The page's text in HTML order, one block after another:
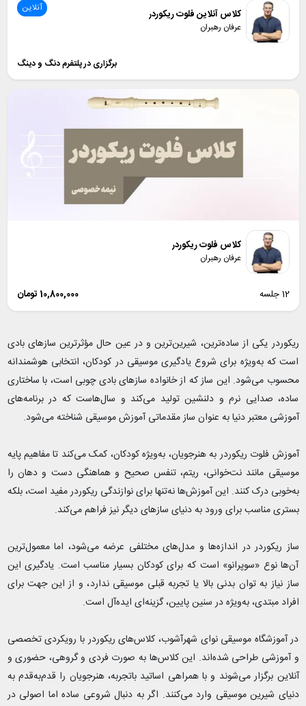
کلاس آنلاین فلوت ریکوردر
عرفان رهبران
آنلاین
برگزاری در پلتفرم دنگ و دینگ
کلاس فلوت ریکوردر
عرفان رهبران
12 جلسه 10,800,000 تومان
ریکوردر یکی از ساده‌ترین، شیرین‌ترین و در عین حال مؤثرترین سازهای بادی
است که به‌ویژه برای شروع یادگیری موسیقی در کودکان، انتخابی هوشمندانه
محسوب می‌شود. این ساز که از خانواده سازهای بادی چوبی است، با ساختاری
ساده، صدایی نرم و دلنشین تولید می‌کند و سال‌هاست که در برنامه‌های
آموزشی معتبر دنیا به عنوان ساز مقدماتی آموزش موسیقی شناخته می‌شود.
آموزش فلوت ریکوردر به هنرجویان، به‌ویژه کودکان، کمک می‌کند تا مفاهیم پایه
موسیقی مانند نت‌خوانی، ریتم، تنفس صحیح و هماهنگی دست و دهان را
به‌خوبی درک کنند. این آموزش‌ها نه‌تنها برای نوازندگی ریکوردر مفید است، بلکه
بستری مناسب برای ورود به دنیای سازهای دیگر نیز فراهم می‌کند.
ساز ریکوردر در اندازه‌ها و مدل‌های مختلفی عرضه می‌شود، اما معمول‌ترین
آن‌ها نوع «سوپرانو» است که برای کودکان بسیار مناسب است. یادگیری این
ساز نیاز به توان بدنی بالا یا تجربه قبلی موسیقی ندارد، و از این جهت برای
افراد مبتدی، به‌ویژه در سنین پایین، گزینه‌ای ایده‌آل است.
در آموزشگاه موسیقی نوای شهرآشوب، کلاس‌های ریکوردر با رویکردی تخصصی
و آموزشی طراحی شده‌اند. این کلاس‌ها به صورت فردی و گروهی، حضوری و
آنلاین برگزار می‌شوند و با همراهی اساتید باتجربه، هنرجویان را قدم‌به‌قدم به
دنیای شیرین موسیقی وارد می‌کنند. اگر به دنبال شروعی ساده اما اصولی در